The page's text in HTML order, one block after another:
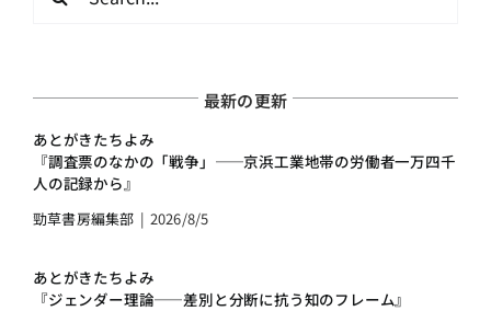
最新の更新
あとがきたちよみ
『調査票のなかの「戦争」――京浜工業地帯の労働者一万四千
人の記録から』
勁草書房編集部 | 2026/8/5
あとがきたちよみ
『ジェンダー理論――差別と分断に抗う知のフレーム』